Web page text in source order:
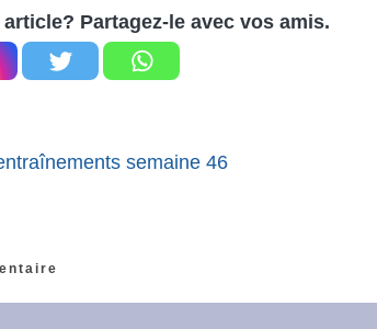
Partagez-le avec vos amis.
semaine 46